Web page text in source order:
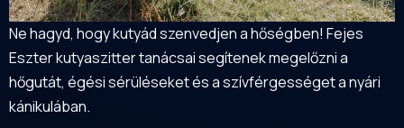
Ne hagyd, hogy kutyád szenvedjen a hőségben! Fejes
Eszter kutyaszitter tanácsai segítenek megelőzni a
hőgutát, égési sérüléseket és a szívférgességet a nyári
kánikulában.